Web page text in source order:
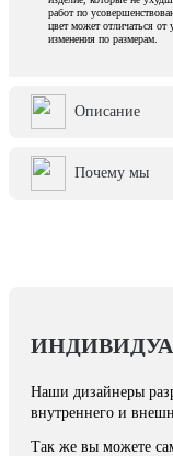
работ по
цвет может отличаться от
изменения по размерам.
Описание
Почему мы
Наши дизайнеры
внутреннего и
Так же вы можете